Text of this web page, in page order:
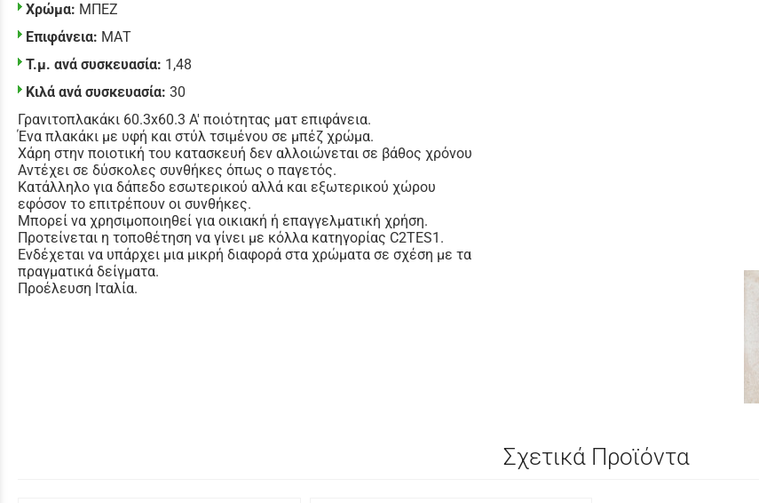
Χρώμα: ΜΠΕΖ
Επιφάνεια: ΜΑΤ
Τ.μ. ανά συσκευασία: 1,48
Κιλά ανά συσκευασία: 30
Γρανιτοπλακάκι 60.3x60.3 Α' ποιότητας ματ επιφάνεια.
Ένα πλακάκι με υφή και στύλ τσιμένου σε μπέζ χρώμα.
Χάρη στην ποιοτική του κατασκευή δεν αλλοιώνεται σε βάθος χρόνου
Αντέχει σε δύσκολες συνθήκες όπως ο παγετός.
Κατάλληλο για δάπεδο εσωτερικού αλλά και εξωτερικού χώρου
εφόσον το επιτρέπουν οι συνθήκες.
Μπορεί να χρησιμοποιηθεί για οικιακή ή επαγγελματική χρήση.
Προτείνεται η τοποθέτηση να γίνει με κόλλα κατηγορίας C2TES1.
Ενδέχεται να υπάρχει μια μικρή διαφορά στα χρώματα σε σχέση με τα
πραγματικά δείγματα.
Προέλευση Ιταλία.
Σχετικά Προϊόντα